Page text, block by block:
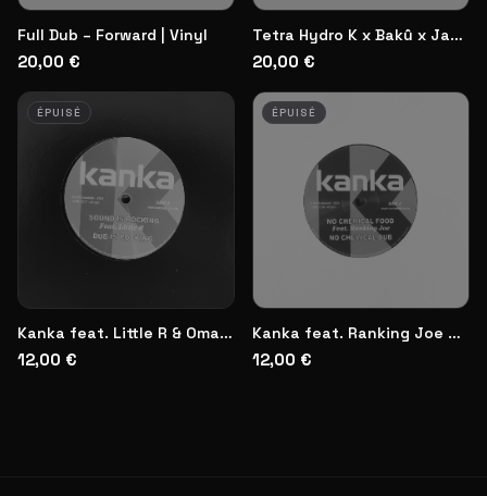
Full Dub – Forward | Vinyl
20,00 €
Tetra Hydro K x Bakû x Jael | Vinyl
20,00 €
ÉPUISÉ
Kanka feat. Little R & Omar Perry | Vinyl
12,00 €
ÉPUISÉ
Kanka feat. Ranking Joe & David Cairol
12,00 €